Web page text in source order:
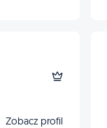
Zobacz profil